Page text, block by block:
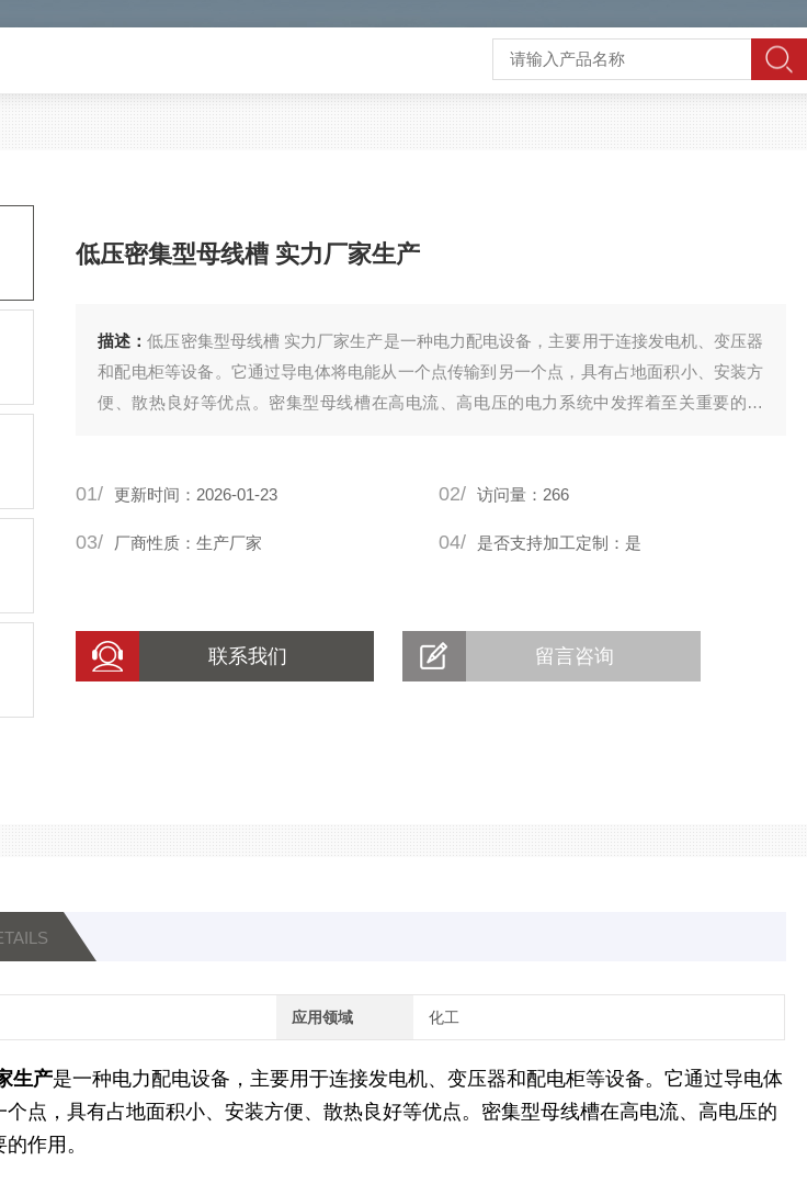
低压密集型母线槽 实力厂家生产
描述：​低压密集型母线槽 实力厂家生产是一种电力配电设备，主要用于连接发电机、变压器
和配电柜等设备。它通过导电体将电能从一个点传输到另一个点，具有占地面积小、安装方
便、散热良好等优点。密集型母线槽在高电流、高电压的电力系统中发挥着至关重要的作
01/ 更新时间：2026-01-23 02/ 访问量：266
03/ 厂商性质：生产厂家 04/ 是否支持加工定制：是
联系我们 留言咨询
应用领域 化工
生产是一种电力配电设备，主要用于连接发电机、变压器和配电柜等设备。它通过导电体
点，具有占地面积小、安装方便、散热良好等优点。密集型母线槽在高电流、高电压的
作用。